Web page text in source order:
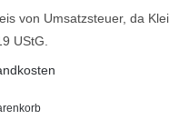
9,95 €
5,95 €.
von Umsatzsteuer, da
UStG.